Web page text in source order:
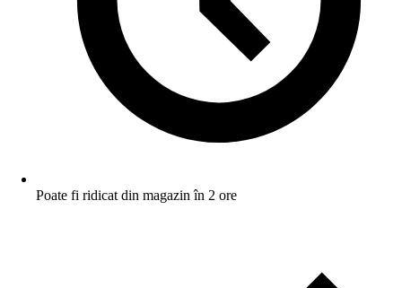
Poate fi ridicat din magazin în 2 ore